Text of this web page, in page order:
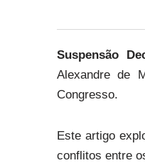
Suspensão
Alexandre de
Congresso.
Este artigo
conflitos entre